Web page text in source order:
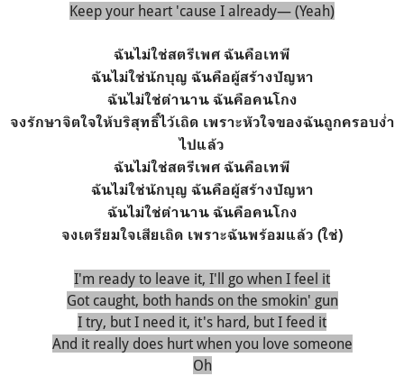
Keep your heart 'cause I already— (Yeah)
ฉันไม่ใช่สตรีเพศ ฉันคือเทพี
ฉันไม่ใช่นักบุญ ฉันคือผู้สร้างปัญหา
ฉันไม่ใช่ตำนาน ฉันคือคนโกง
จงรักษาจิตใจให้บริสุทธิ์ไว้เถิด เพราะหัวใจของฉันถูกครอบง่ำ
ไปแล้ว
ฉันไม่ใช่สตรีเพศ ฉันคือเทพี
ฉันไม่ใช่นักบุญ ฉันคือผู้สร้างปัญหา
ฉันไม่ใช่ตำนาน ฉันคือคนโกง
จงเตรียมใจเสียเถิด เพราะฉันพร้อมแล้ว (ใช่)
I'm ready to leave it, I'll go when I feel it
Got caught, both hands on the smokin' gun
I try, but I need it, it's hard, but I feed it
And it really does hurt when you love someone
Oh